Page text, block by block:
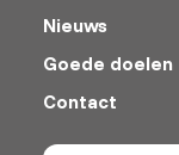
Nieuws
Goede doelen
Contact